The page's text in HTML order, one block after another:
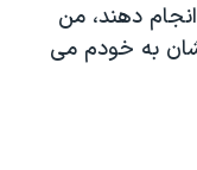
دهند، من
به خودم می